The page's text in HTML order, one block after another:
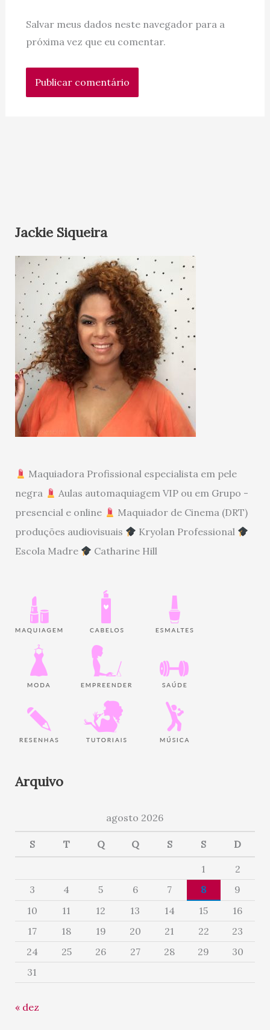
Salvar meus dados neste navegador para a
próxima vez que eu comentar.
Jackie Siqueira
Maquiadora Profissional especialista em pele
negra
Aulas automaquiagem VIP ou em Grupo -
presencial e online
Maquiador de Cinema (DRT)
produções audiovisuais
Kryolan Professional
Escola Madre
Catharine Hill
Arquivo
agosto 2026
S T Q Q S S D
1
2
3
4 5 6 7 8
9
10
11 12 13 14 15
16
17
18 19 20 21 22
23
24
25 26 27 28 29
30
31
« dez